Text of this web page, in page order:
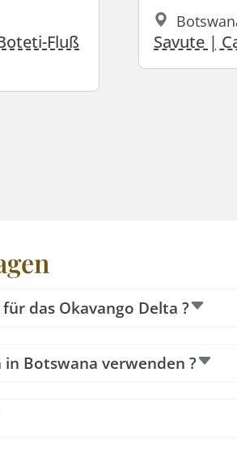
Fluß
Savute |
das Okavango Delta ?
Botswana verwenden ?